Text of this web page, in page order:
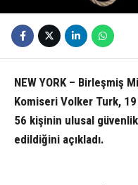
NEW YORK – Birleşmiş
Komiseri Volker Turk, 19
56 kişinin ulusal
edildiğini açıkladı.